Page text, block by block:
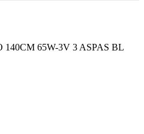
65W-3V 3 ASPAS BL